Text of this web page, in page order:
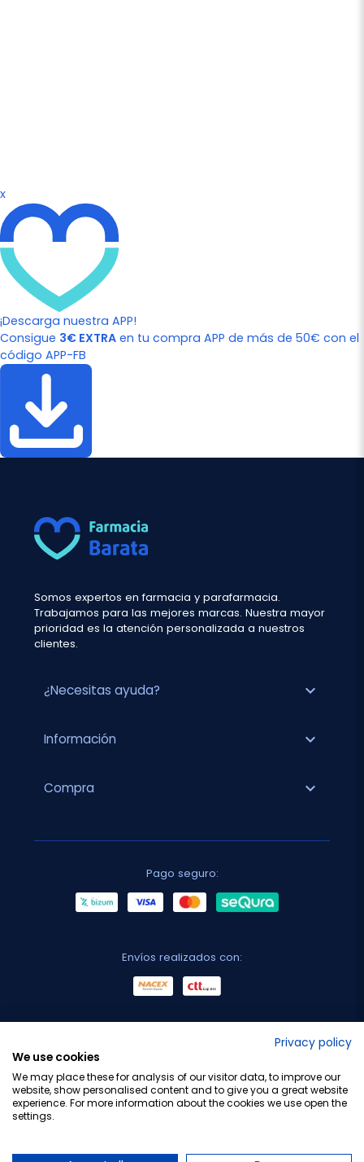
x
¡Descarga nuestra APP!
Consigue 3€ EXTRA en tu compra APP de más de 50€ con el
código APP-FB
Somos expertos en farmacia y parafarmacia.
Trabajamos para las mejores marcas. Nuestra mayor
prioridad es la atención personalizada a nuestros
clientes.
¿Necesitas ayuda? expand_more
Información expand_more
Compra expand_more
Pago seguro:
Envíos realizados con:
Privacy policy
We use cookies
We may place these for analysis of our visitor data, to improve our
website, show personalised content and to give you a great website
experience. For more information about the cookies we use open the
settings.